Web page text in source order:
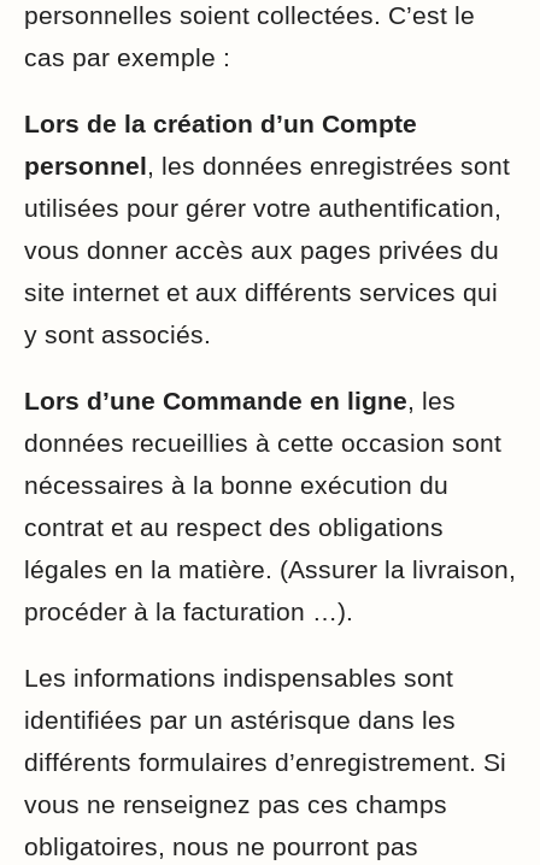
personnelles soient collectées. C’est le
cas par exemple :
Lors de la création d’un Compte
personnel, les données enregistrées sont
utilisées pour gérer votre authentification,
vous donner accès aux pages privées du
site internet et aux différents services qui
y sont associés.
Lors d’une Commande en ligne, les
données recueillies à cette occasion sont
nécessaires à la bonne exécution du
contrat et au respect des obligations
légales en la matière. (Assurer la livraison,
procéder à la facturation …).
Les informations indispensables sont
identifiées par un astérisque dans les
différents formulaires d’enregistrement. Si
vous ne renseignez pas ces champs
obligatoires, nous ne pourront pas